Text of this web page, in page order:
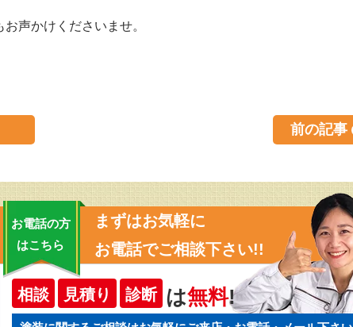
声かけくださいませ。
前の記事
お電話の方
はこちら
まずはお気軽に
お電話でご相談下さい!!
相談 見積り 診断 は無料!